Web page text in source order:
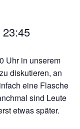
23:45
Uhr in unserem
diskutieren, an
eine Flasche
sind Leute
etwas später.